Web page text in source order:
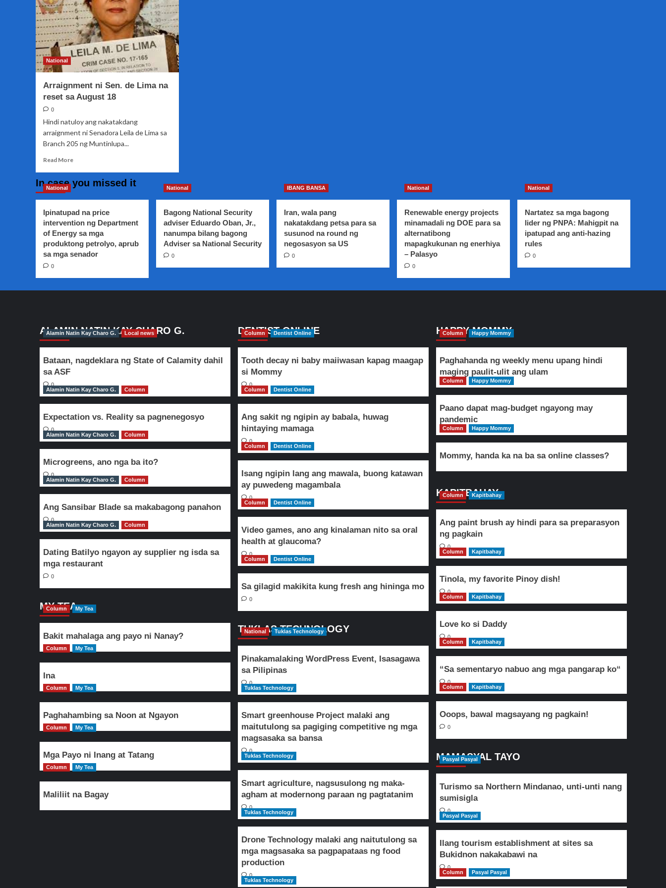
National
Arraignment ni Sen. de Lima na
reset sa August 18
0
Hindi natuloy ang nakatakdang
arraignment ni Senadora Leila de Lima sa
Branch 205 ng Muntinlupa...
Read MoreRead
Arraignment
de
Lima
na
reset
sa
In case you missed it
National
Ipinatupad na price
intervention ng Department
of Energy sa mga
produktong petrolyo, aprub
sa mga senador
0
National
Bagong National Security
adviser Eduardo Oban, Jr.,
nanumpa bilang bagong
Adviser sa National Security
0
IBANG BANSA
Iran, wala pang
nakatakdang petsa para sa
susunod na round ng
negosasyon sa US
0
National
Renewable energy projects
minamadali ng DOE para sa
alternatibong
mapagkukunan ng enerhiya
– Palasyo
0
National
Nartatez sa mga bagong
lider ng PNPA: Mahigpit na
ipatupad ang anti-hazing
rules
0
ALAMIN NATIN KAY CHARO G.
Alamin Natin Kay Charo G. Local news
Bataan, nagdeklara ng State of Calamity dahil
sa ASF
0
Alamin Natin Kay Charo G.
Column
Expectation vs. Reality sa pagnenegosyo
0
Alamin Natin Kay Charo G.
Column
Microgreens, ano nga ba ito?
0
Alamin Natin Kay Charo G.
Column
Ang Sansibar Blade sa makabagong panahon
0
Alamin Natin Kay Charo G.
Column
Dating Batilyo ngayon ay supplier ng isda sa
mga restaurant
0
MY TEA
Column My Tea
Bakit mahalaga ang payo ni Nanay?
Column My Tea
Ina
Column My Tea
Paghahambing sa Noon at Ngayon
Column My Tea
Mga Payo ni Inang at Tatang
Column My Tea
Maliliit na Bagay
DENTIST ONLINE
Column Dentist Online
Tooth decay ni baby maiiwasan kapag maagap
si Mommy
0
Column
Dentist Online
Ang sakit ng ngipin ay babala, huwag
hintaying mamaga
0
Column
Dentist Online
Isang ngipin lang ang mawala, buong katawan
ay puwedeng magambala
0
Column
Dentist Online
Video games, ano ang kinalaman nito sa oral
health at glaucoma?
0
Column
Dentist Online
Sa gilagid makikita kung fresh ang hininga mo
0
TUKLAS TECHNOLOGY
National Tuklas Technology
Pinakamalaking WordPress Event, Isasagawa
sa Pilipinas
0
Tuklas Technology
Smart greenhouse Project malaki ang
maitutulong sa pagiging competitive ng mga
magsasaka sa bansa
0
Tuklas Technology
Smart agriculture, nagsusulong ng maka-
agham at modernong paraan ng pagtatanim
0
Tuklas Technology
Drone Technology malaki ang naitutulong sa
mga magsasaka sa pagpapataas ng food
production
0
Tuklas Technology
HAPPY MOMMY
Column Happy Mommy
Paghahanda ng weekly menu upang hindi
maging paulit-ulit ang ulam
Column Happy Mommy
Paano dapat mag-budget ngayong may
pandemic
Column Happy Mommy
Mommy, handa ka na ba sa online classes?
KAPITBAHAY
Column Kapitbahay
Ang paint brush ay hindi para sa preparasyon
ng pagkain
0
Column
Kapitbahay
Tinola, my favorite Pinoy dish!
0
Column
Kapitbahay
Love ko si Daddy
0
Column
Kapitbahay
“Sa sementaryo nabuo ang mga pangarap ko“
0
Column
Kapitbahay
Ooops, bawal magsayang ng pagkain!
0
MAMASYAL TAYO
Pasyal Pasyal
Turismo sa Northern Mindanao, unti-unti nang
sumisigla
0
Pasyal Pasyal
Ilang tourism establishment at sites sa
Bukidnon nakakabawi na
0
Column
Pasyal Pasyal